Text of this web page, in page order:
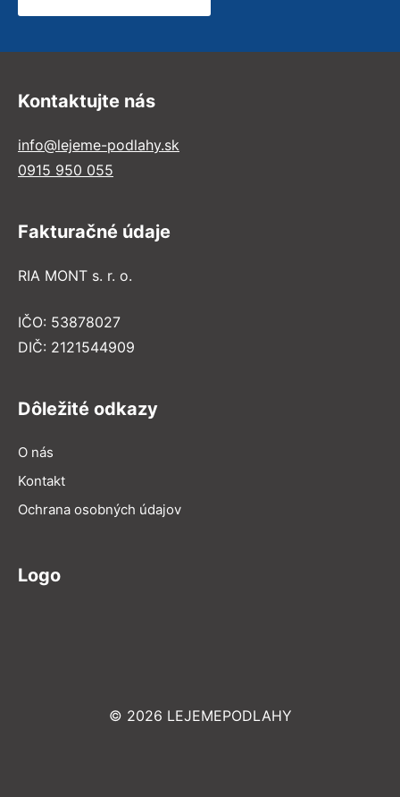
Kontaktujte nás
info@lejeme-podlahy.sk
0915 950 055
Fakturačné údaje
RIA MONT s. r. o.
IČO: 53878027
DIČ: 2121544909
Dôležité odkazy
O nás
Kontakt
Ochrana osobných údajov
Logo
© 2026 LEJEMEPODLAHY